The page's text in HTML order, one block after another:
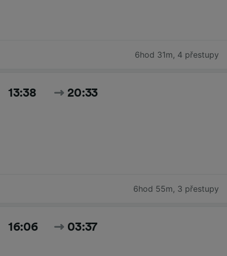
6hod 31m, 4 přestupy
13:38 20:33
6hod 55m, 3 přestupy
16:06 03:37